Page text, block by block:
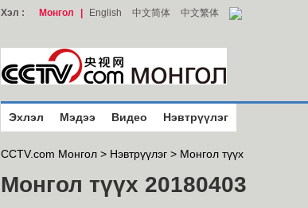
Хэл : Монгол English 中文简体 中文繁体
Эхлэл Мэдээ Видео Нэвтрүүлэг
CCTV.com Монгол > Нэвтрүүлэг > Монгол түүх
Монгол түүх 20180403